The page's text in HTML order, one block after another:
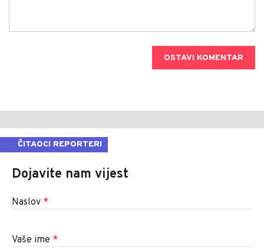
OSTAVI KOMENTAR
ČITAOCI REPORTERI
Dojavite nam vijest
Naslov *
Vaše ime *